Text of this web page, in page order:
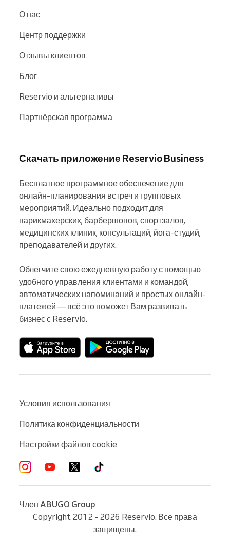
О нас
Центр поддержки
Отзывы клиентов
Блог
Reservio и альтернативы
Партнёрская программа
Скачать приложение Reservio Business
Бесплатное программное обеспечение для
онлайн-планирования встреч и групповых
мероприятий. Идеально подходит для
парикмахерских, барбершопов, спортзалов,
медицинских клиник, консультаций, йога-студий,
преподавателей и других.
Облегчите свою ежедневную работу с помощью
удобного управления клиентами и командой,
автоматических напоминаний и простых онлайн-
платежей — всё это поможет Вам развивать
бизнес с Reservio.
Условия использования
Политика конфиденциальности
Настройки файлов cookie
Член ABUGO Group
Copyright 2012 - 2026 Reservio. Все права
защищены.